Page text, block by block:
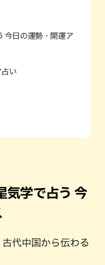
今日の運勢・開運ア
い
気学で占う 今
代中国から伝わる